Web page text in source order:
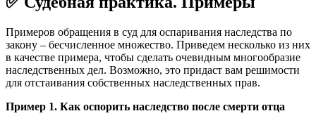
Примеров обращения в суд для оспаривания наследства по
закону – бесчисленное множество. Приведем несколько из них
в качестве примера, чтобы сделать очевидным многообразие
наследственных дел. Возможно, это придаст вам решимости
для отстаивания собственных наследственных прав.
Пример 1. Как оспорить наследство после смерти отца